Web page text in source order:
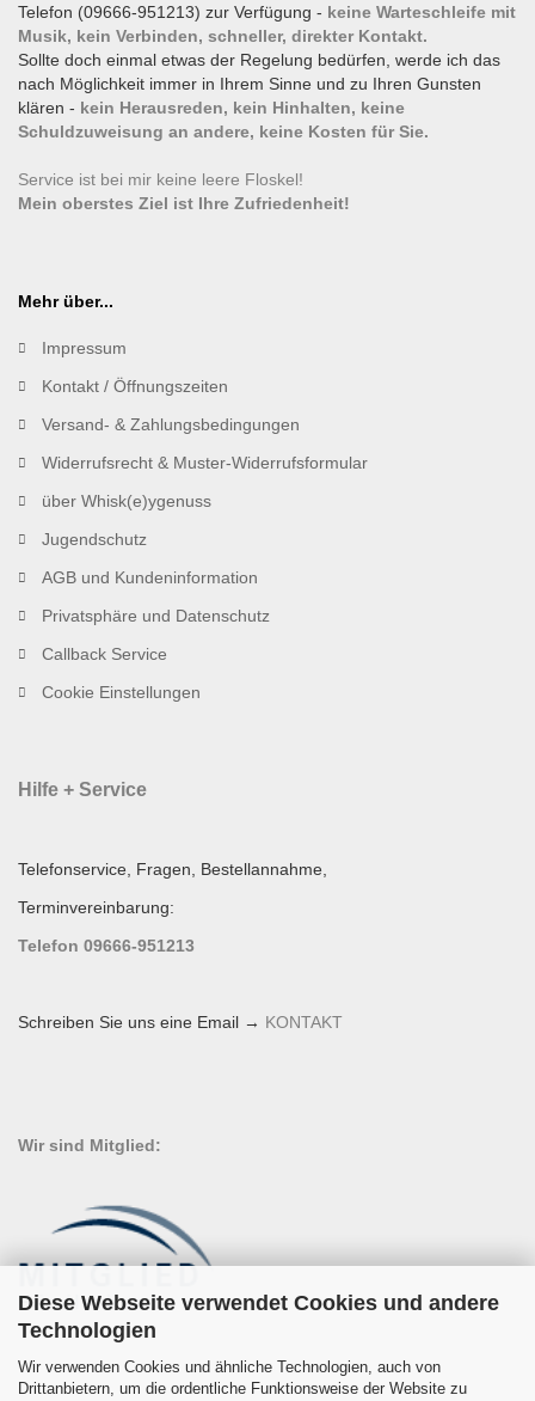
Diese Webseite verwendet Cookies und andere
Technologien
Wir verwenden Cookies und ähnliche Technologien, auch von
Drittanbietern, um die ordentliche Funktionsweise der Website zu
Telefon (09666-951213) zur Verfügung - keine Warteschleife mit
Musik, kein Verbinden, schneller, direkter Kontakt.
Sollte doch einmal etwas der Regelung bedürfen, werde ich das
nach Möglichkeit immer in Ihrem Sinne und zu Ihren Gunsten
klären - kein Herausreden, kein Hinhalten, keine
Schuldzuweisung an andere, keine Kosten für Sie.
Service ist bei mir keine leere Floskel!
Mein oberstes Ziel ist Ihre Zufriedenheit!
Mehr über...
Impressum
Kontakt / Öffnungszeiten
Versand- & Zahlungsbedingungen
Widerrufsrecht & Muster-Widerrufsformular
über Whisk(e)ygenuss
Jugendschutz
AGB und Kundeninformation
Privatsphäre und Datenschutz
Callback Service
Cookie Einstellungen
Hilfe + Service
Telefonservice, Fragen, Bestellannahme,
Terminvereinbarung:
Telefon 09666-951213
Schreiben Sie uns eine Email → KONTAKT
Wir sind Mitglied: